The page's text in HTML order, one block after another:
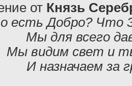
от Князь
есть Добро? Что
Мы для всего
Мы видим свет и
И назначаем за